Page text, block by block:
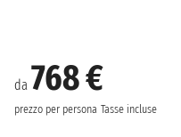
da 768 €
prezzo per persona Tasse incluse